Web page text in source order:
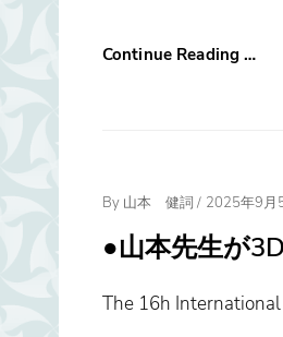
Continue Reading …
By 山本 健詞 / Posted
2025年9月
●山本先生が
The 16h